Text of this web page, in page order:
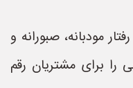
مودبانه، صبورانه و
را برای مشتریان رقم